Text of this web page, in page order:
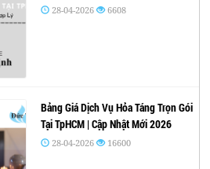
28-04-2026 6608
Bảng Giá Dịch Vụ Hỏa Táng Trọn Gói
Tại TpHCM | Cập Nhật Mới 2026
28-04-2026 16600